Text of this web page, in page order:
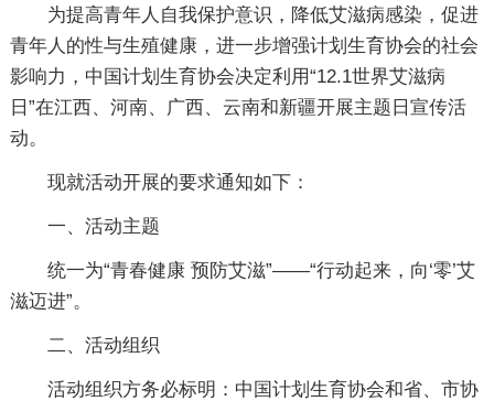
为提高青年人自我保护意识，降低艾滋病感染，促进
青年人的性与生殖健康，进一步增强计划生育协会的社会
影响力，中国计划生育协会决定利用“12.1世界艾滋病
日”在江西、河南、广西、云南和新疆开展主题日宣传活
动。
现就活动开展的要求通知如下：
一、活动主题
统一为“青春健康 预防艾滋”——“行动起来，向‘零’艾
滋迈进”。
二、活动组织
活动组织方务必标明：中国计划生育协会和省、市协